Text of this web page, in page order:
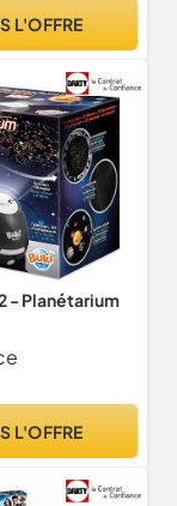
L'OFFRE
- Planétarium
L'OFFRE